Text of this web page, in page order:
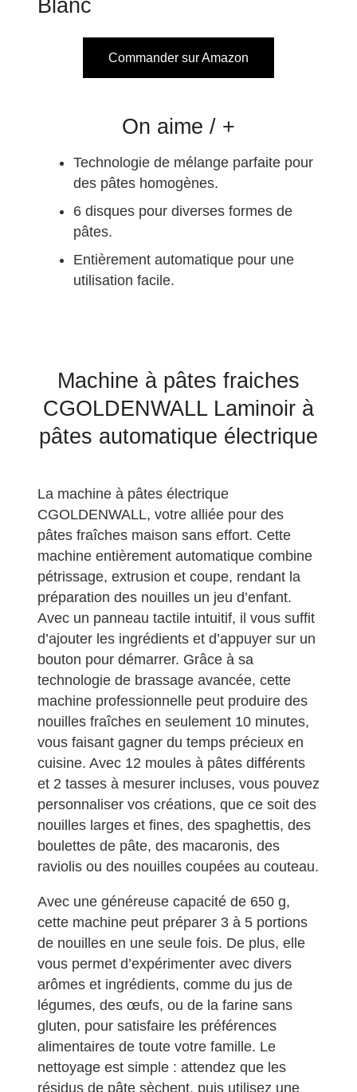
Blanc
Commander sur Amazon
On aime / +
Technologie de mélange parfaite pour
des pâtes homogènes.
6 disques pour diverses formes de
pâtes.
Entièrement automatique pour une
utilisation facile.
Machine à pâtes fraiches
CGOLDENWALL Laminoir à
pâtes automatique électrique
La machine à pâtes électrique
CGOLDENWALL, votre alliée pour des
pâtes fraîches maison sans effort. Cette
machine entièrement automatique combine
pétrissage, extrusion et coupe, rendant la
préparation des nouilles un jeu d’enfant.
Avec un panneau tactile intuitif, il vous suffit
d’ajouter les ingrédients et d’appuyer sur un
bouton pour démarrer. Grâce à sa
technologie de brassage avancée, cette
machine professionnelle peut produire des
nouilles fraîches en seulement 10 minutes,
vous faisant gagner du temps précieux en
cuisine. Avec 12 moules à pâtes différents
et 2 tasses à mesurer incluses, vous pouvez
personnaliser vos créations, que ce soit des
nouilles larges et fines, des spaghettis, des
boulettes de pâte, des macaronis, des
raviolis ou des nouilles coupées au couteau.
Avec une généreuse capacité de 650 g,
cette machine peut préparer 3 à 5 portions
de nouilles en une seule fois. De plus, elle
vous permet d’expérimenter avec divers
arômes et ingrédients, comme du jus de
légumes, des œufs, ou de la farine sans
gluten, pour satisfaire les préférences
alimentaires de toute votre famille. Le
nettoyage est simple : attendez que les
résidus de pâte sèchent, puis utilisez une